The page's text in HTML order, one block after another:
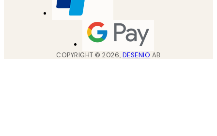
COPYRIGHT ©2026, DESENIO AB